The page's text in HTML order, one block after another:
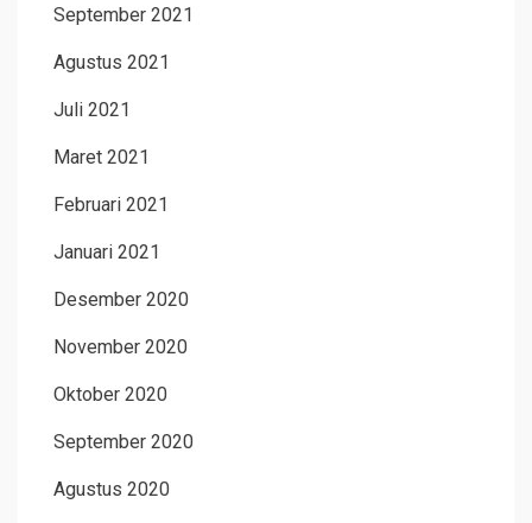
September 2021
Agustus 2021
Juli 2021
Maret 2021
Februari 2021
Januari 2021
Desember 2020
November 2020
Oktober 2020
September 2020
Agustus 2020